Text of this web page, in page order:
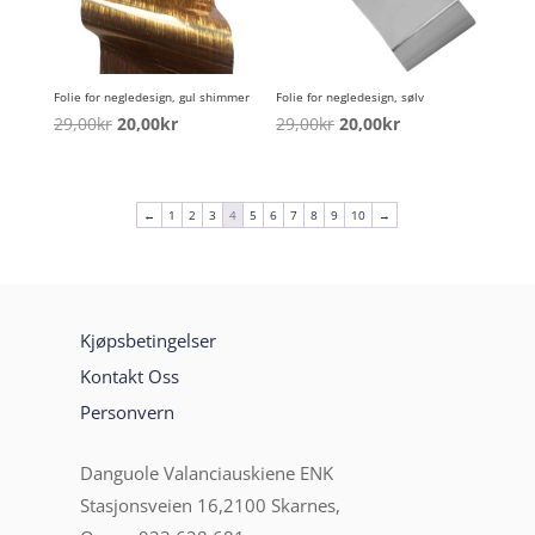
Folie for negledesign, gul shimmer
29,00kr Opprinnelig
29,00kr.
20,00krNåværende
20,00kr.
Folie for negledesign, sølv
29,00kr Opprinnelig
29,00kr.
20,00krNåværende
← 1 2 3 4 5 6 7 8 9 10 →
Kjøpsbetingelser
Kontakt Oss
Personvern
Danguole Valanciauskiene ENK
Stasjonsveien 16,2100 Skarnes,